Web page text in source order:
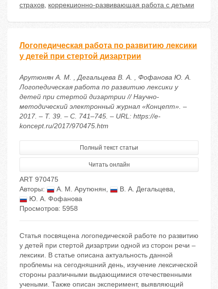
страхов, коррекционно-развивающая работа с детьми
Логопедическая работа по развитию лексики
у детей при стертой дизартрии
Арутюнян А. М. , Дегальцева В. А. , Фофанова Ю. А.
Логопедическая работа по развитию лексики у
детей при стертой дизартрии // Научно-
методический электронный журнал «Концепт». –
2017. – Т. 39. – С. 741–745. – URL: https://e-
koncept.ru/2017/970475.htm
Полный текст статьи
Читать онлайн
ART 970475
Авторы:
А. М. Арутюнян, В. А. Дегальцева,
Ю. А. Фофанова
Просмотров: 5958
Статья посвящена логопедической работе по развитию
у детей при стертой дизартрии одной из сторон речи –
лексики. В статье описана актуальность данной
проблемы на сегодняшний день, изучение лексической
стороны различными выдающимися отечественными
учеными. Также описан эксперимент, выявляющий